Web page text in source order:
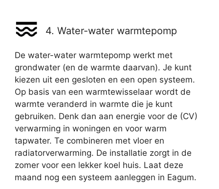
4. Water-water warmtepomp
De water-water warmtepomp werkt met
grondwater (en de warmte daarvan). Je kunt
kiezen uit een gesloten en een open systeem.
Op basis van een warmtewisselaar wordt de
warmte veranderd in warmte die je kunt
gebruiken. Denk dan aan energie voor de (CV)
verwarming in woningen en voor warm
tapwater. Te combineren met vloer en
radiatorverwarming. De installatie zorgt in de
zomer voor een lekker koel huis. Laat deze
maand nog een systeem aanleggen in Eagum.